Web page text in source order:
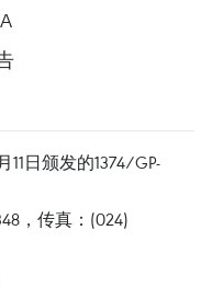
日颁发的1374/GP-
，传真：(024)